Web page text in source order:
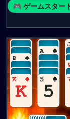
🎮 ゲームスター